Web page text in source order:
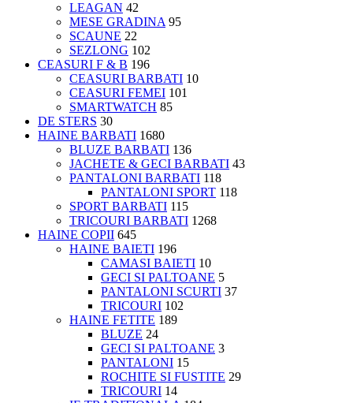
LEAGAN 42
MESE GRADINA 95
SCAUNE 22
SEZLONG 102
CEASURI F & B 196
CEASURI BARBATI 10
CEASURI FEMEI 101
SMARTWATCH 85
DE STERS 30
HAINE BARBATI 1680
BLUZE BARBATI 136
JACHETE & GECI BARBATI 43
PANTALONI BARBATI 118
PANTALONI SPORT 118
SPORT BARBATI 115
TRICOURI BARBATI 1268
HAINE COPII 645
HAINE BAIETI 196
CAMASI BAIETI 10
GECI SI PALTOANE 5
PANTALONI SCURTI 37
TRICOURI 102
HAINE FETITE 189
BLUZE 24
GECI SI PALTOANE 3
PANTALONI 15
ROCHITE SI FUSTITE 29
TRICOURI 14